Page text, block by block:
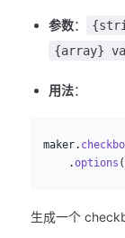
参数：
{array}
用法：
  maker.
      .
options
生成一个